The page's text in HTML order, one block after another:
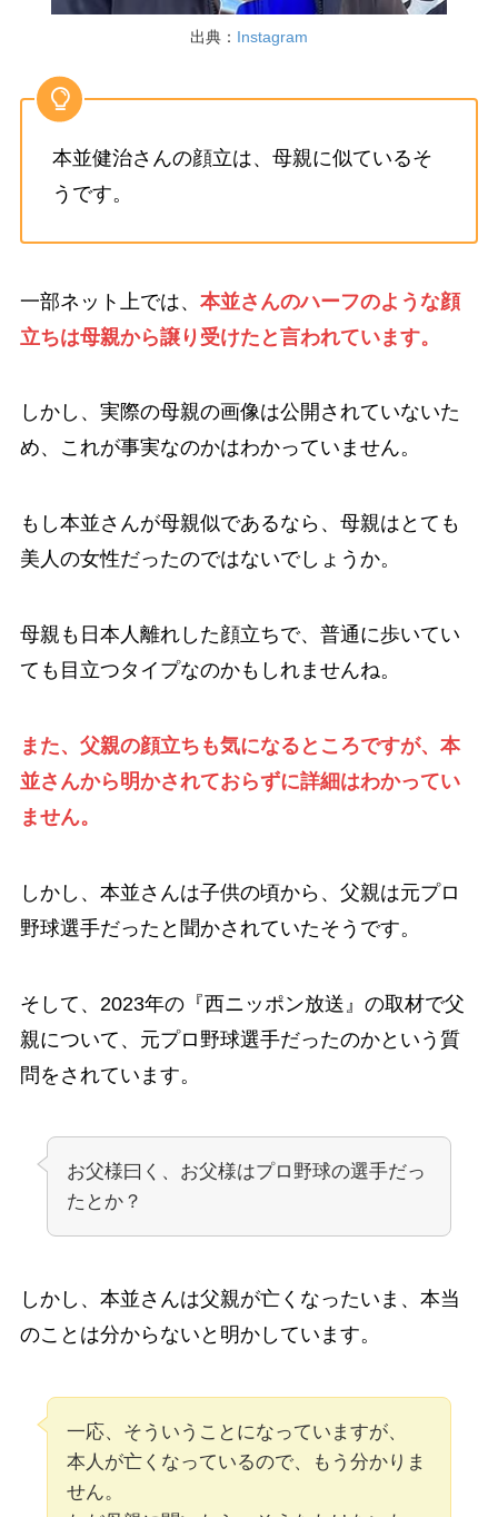
出典： Instagram
本並健治さんの顔立は、母親に似ているそ
うです。
一部ネット上では、 本並さんのハーフのような顔
立ちは母親から譲り受けたと言われています。
しかし、実際の母親の画像は公開されていないた
め、これが事実なのかはわかっていません。
もし本並さんが母親似であるなら、母親はとても
美人の女性だったのではないでしょうか。
母親も日本人離れした顔立ちで、普通に歩いてい
ても目立つタイプなのかもしれませんね。
また、父親の顔立ちも気になるところですが、本
並さんから明かされておらずに詳細はわかってい
ません。
しかし、本並さんは子供の頃から、父親は元プロ
野球選手だったと聞かされていたそうです。
そして、2023年の『西ニッポン放送』の取材で父
親について、元プロ野球選手だったのかという質
問をされています。
お父様曰く、お父様はプロ野球の選手だっ
たとか？
しかし、本並さんは父親が亡くなったいま、本当
のことは分からないと明かしています。
一応、そういうことになっていますが、
本人が亡くなっているので、もう分かりま
せん。